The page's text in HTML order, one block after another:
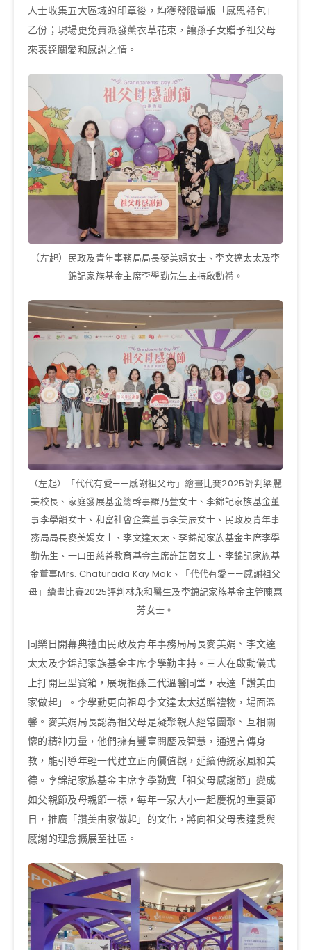
人士收集五大區域的印章後，均獲發限量版「感恩禮包」
乙份；現場更免費派發薰衣草花束，讓孫子女贈予祖父母
來表達關愛和感謝之情。
（左起）民政及青年事務局局長麥美娟女士、李文達太太及李
錦記家族基金主席李學勤先生主持啟動禮。
（左起）「代代有愛——感謝祖父母」繪畫比賽2025評判梁麗
美校長、家庭發展基金總幹事羅乃萱女士、李錦記家族基金董
事李學韻女士、和富社會企業董事李美辰女士、民政及青年事
務局局長麥美娟女士、李文達太太、李錦記家族基金主席李學
勤先生、一口田慈善教育基金主席許芷茵女士、李錦記家族基
金董事Mrs. Chaturada Kay Mok、「代代有愛——感謝祖父
母」繪畫比賽2025評判林永和醫生及李錦記家族基金主管陳惠
芳女士。
同樂日開幕典禮由民政及青年事務局局長麥美娟、李文達
太太及李錦記家族基金主席李學勤主持。三人在啟動儀式
上打開巨型寶箱，展現祖孫三代溫馨同堂，表達「讚美由
家做起」。李學勤更向祖母李文達太太送贈禮物，場面溫
馨。麥美娟局長認為祖父母是凝聚親人經常團聚、互相關
懷的精神力量，他們擁有豐富閱歷及智慧，通過言傳身
教，能引導年輕一代建立正向價值觀，延續傳統家風和美
德。李錦記家族基金主席李學勤冀「祖父母感謝節」變成
如父親節及母親節一樣，每年一家大小一起慶祝的重要節
日，推廣「讚美由家做起」的文化，將向祖父母表達愛與
感謝的理念擴展至社區。